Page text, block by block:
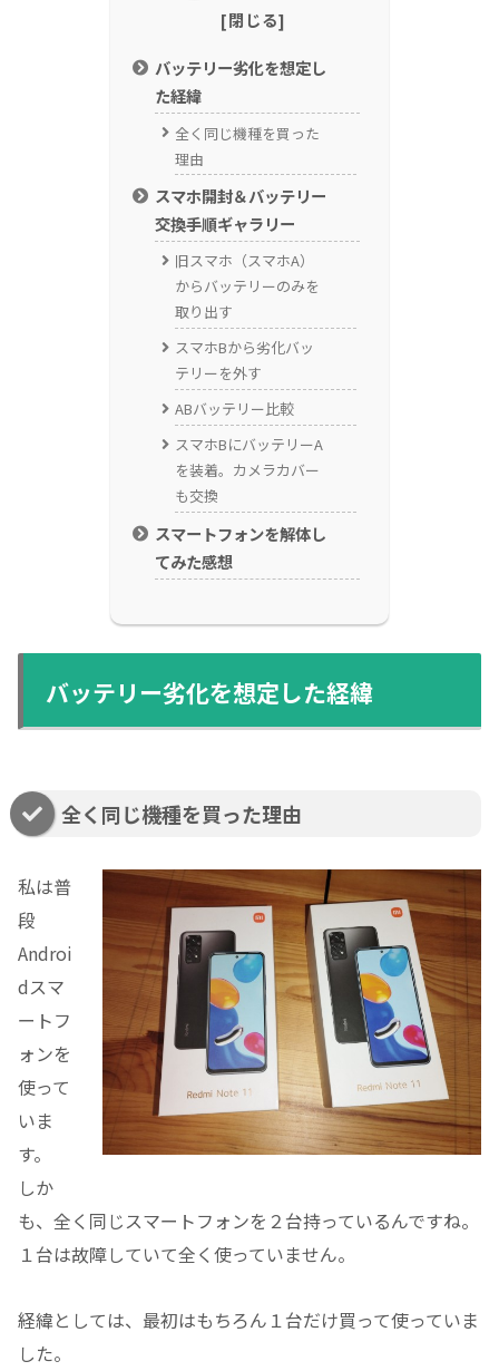
バッテリー劣化を想定し
た経緯
全く同じ機種を買った
理由
スマホ開封＆バッテリー
交換手順ギャラリー
旧スマホ（スマホA）
からバッテリーのみを
取り出す
スマホBから劣化バッ
テリーを外す
ABバッテリー比較
スマホBにバッテリーA
を装着。カメラカバー
も交換
スマートフォンを解体し
てみた感想
バッテリー劣化を想定した経緯
全く同じ機種を買った理由
私は普
段
Androi
dスマ
ートフ
ォンを
使って
いま
す。
しか
も、全く同じスマートフォンを２台持っているんですね。
１台は故障していて全く使っていません。
経緯としては、最初はもちろん１台だけ買って使っていま
した。